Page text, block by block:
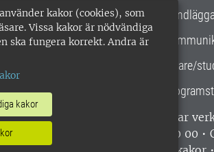
kakor (cookies), som
Vissa kakor är nödvändiga
ska fungera korrekt. Andra är
kakor
verksamhetsstödet
Lärare/
Sveriges lantbruksuniversitet, har
ISO 14001. •
Telefon: 018-67 10 00 •